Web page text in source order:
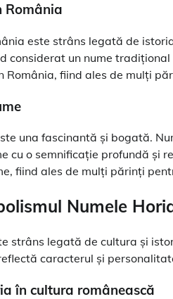
România
este strâns legată de
considerat un nume
România, fiind ales de mulți
una fascinantă și bogată.
cu o semnificație profundă și
fiind ales de mulți părinți
Numele
strâns legată de cultura și
caracterul și
în cultura românească